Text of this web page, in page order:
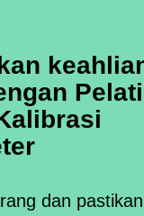
dan pastikan